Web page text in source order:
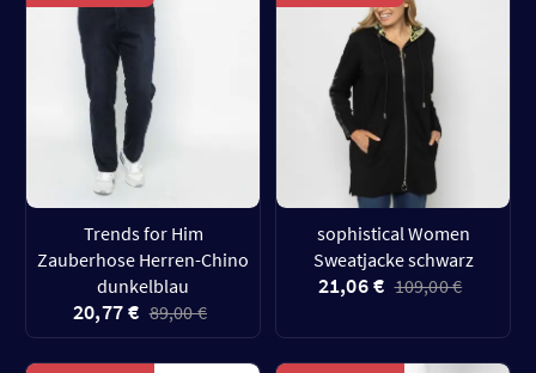
Trends for Him
Zauberhose Herren-Chino
dunkelblau
20,77 € 89,00 €
sophistical Women
Sweatjacke schwarz
21,06 € 109,00 €